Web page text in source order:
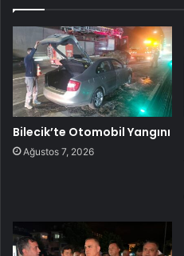
Bilecik’te Otomobil Yangını
Ağustos 7, 2026